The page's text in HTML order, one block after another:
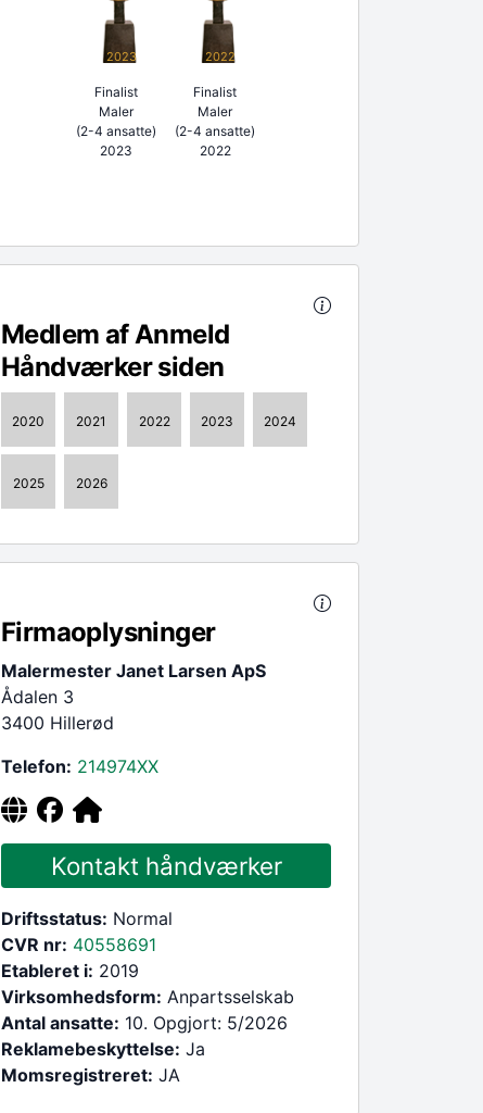
2023
Finalist
Maler
(2-4 ansatte)
2023
2022
Finalist
Maler
(2-4 ansatte)
2022
Medlem af Anmeld
Håndværker siden
2020 2021 2022 2023 2024
2025 2026
Firmaoplysninger
Malermester Janet Larsen ApS
Ådalen 3
3400 Hillerød
Telefon: 214974XX
Kontakt håndværker
Driftsstatus: Normal
CVR nr: 40558691
Etableret i: 2019
Virksomhedsform: Anpartsselskab
Antal ansatte: 10. Opgjort: 5/2026
Reklamebeskyttelse: Ja
Momsregistreret: JA